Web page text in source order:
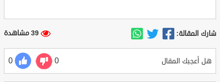
شارك المقالة: 39 مشاهدة
هل أعجبك المقال 0
0